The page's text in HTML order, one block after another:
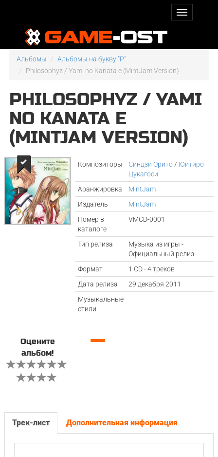
Альбомы
Альбомы на букву "P"
Philosophyz / Yami no Kanata e (MintJam Version)
PHILOSOPHYZ / YAMI
NO KANATA E
(MINTJAM VERSION)
Композиторы Синдзи Орито / Юитиро
Цукагоси
Аранжировка
MintJam
Издатель
MintJam
Номер в
каталоге
VMCD-0001
Тип релиза
Музыка из игры -
Официальный релиз
Формат
1 CD - 4 треков
Дата релиза
29 декабря 2011
Музыкальные
стили
Оцените
альбом!
—
Трек-лист Дополнительная информация